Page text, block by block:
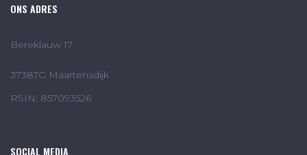
ONS ADRES
Bereklauw 17
3738TG Maartensdijk
RSIN: 857093526
SOCIAL MEDIA